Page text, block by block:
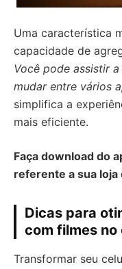
Uma característica
capacidade de
Você pode assistir
mudar entre vários
simplifica a
mais eficiente.
Faça download do
referente a sua loja
Dicas para
com filmes no
Transformar seu